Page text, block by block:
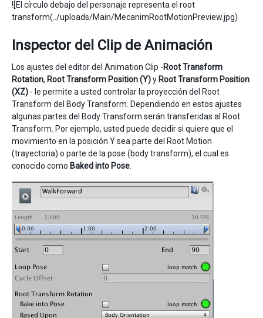
![El círculo debajo del personaje representa el root
transform(../uploads/Main/MecanimRootMotionPreview.jpg)
Inspector del Clip de Animación
Los ajustes del editor del Animation Clip -Root Transform
Rotation, Root Transform Position (Y)y Root Transform Position
(XZ) - le permite a usted controlar la proyección del Root
Transform del Body Transform. Dependiendo en estos ajustes
algunas partes del Body Transform serán transferidas al Root
Transform. Por ejemplo, usted puede decidir si quiere que el
movimiento en la posición Y sea parte del Root Motion
(trayectoria) o parte de la pose (body transform), el cual es
conocido como Baked into Pose